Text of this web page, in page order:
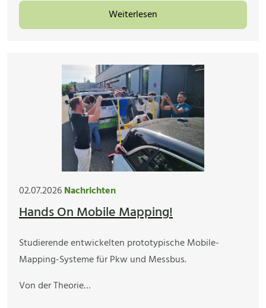
Weiterlesen
02.07.2026Nachrichten
Hands On Mobile Mapping!
Studierende entwickelten prototypische Mobile-
Mapping-Systeme für Pkw und Messbus.
Von der Theorie…